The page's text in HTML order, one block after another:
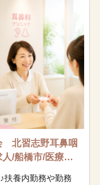
北習志野耳鼻咽
/船橋市/医療事
扶養内勤務や勤務